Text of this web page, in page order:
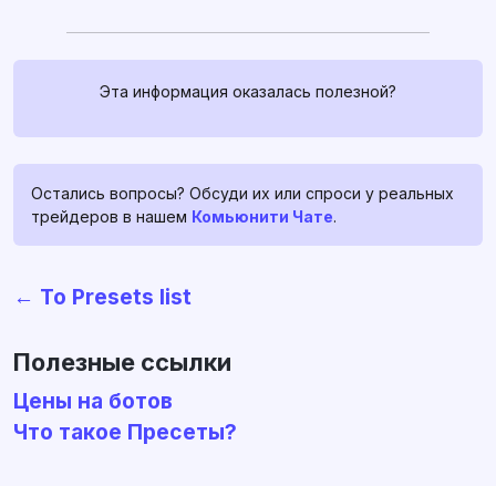
Эта информация оказалась полезной?
Остались вопросы? Обсуди их или спроси у реальных
трейдеров в нашем Комьюнити Чате.
← To Presets list
Полезные ссылки
Цены на ботов
Что такое Пресеты?
Связаться с нами
Если у вас есть какие-либо
profitage_support_bot
24/7, и всегда готова помочь и
развеять ваши сомнения и